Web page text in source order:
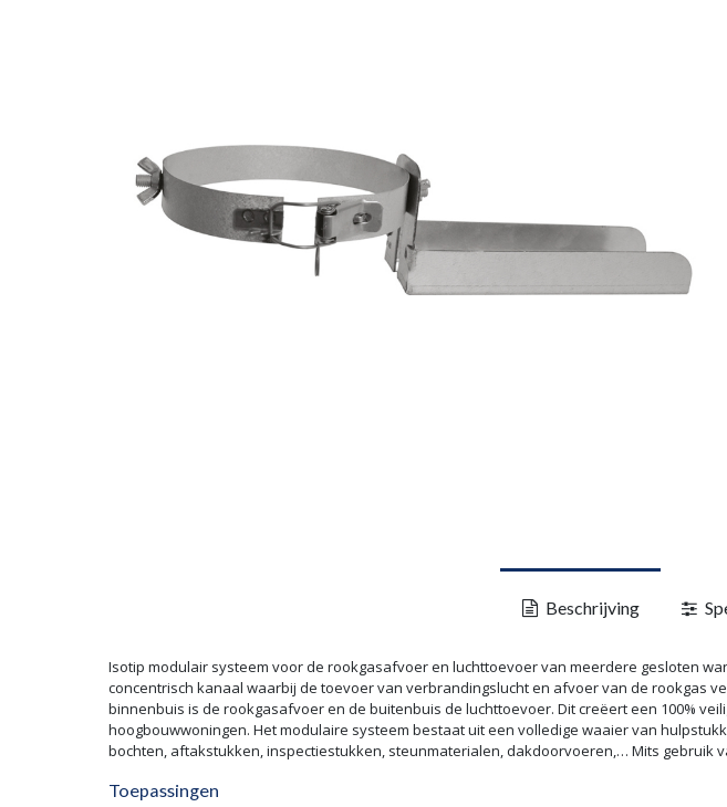
Beschrijving
Isotip modulair systeem voor de rookgasafvoer en luchttoevoer van meerdere gesloten
concentrisch kanaal waarbij de toevoer van verbrandingslucht en afvoer van de rookgas
binnenbuis is de rookgasafvoer en de buitenbuis de luchttoevoer. Dit creëert een 100%
hoogbouwwoningen. Het modulaire systeem bestaat uit een volledige waaier van
bochten, aftakstukken, inspectiestukken, steunmaterialen, dakdoorvoeren,… Mits gebruik
Toepassingen